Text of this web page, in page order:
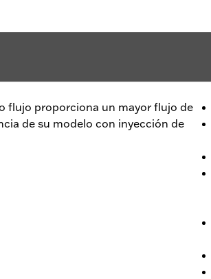
flujo proporciona un mayor flujo de
de su modelo con inyección de